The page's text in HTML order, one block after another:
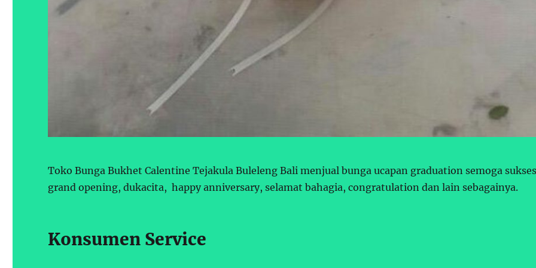
Toko Bunga Bukhet Calentine Tejakula Buleleng Bali menjual bunga ucapan graduation semoga
grand opening, dukacita, happy anniversary, selamat bahagia, congratulation dan lain sebagainya.
Konsumen Service